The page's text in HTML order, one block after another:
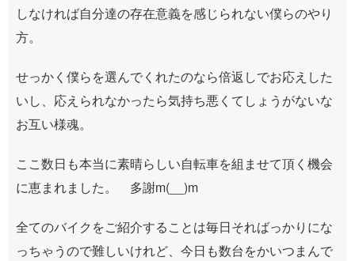
しなければ自分達の存在意義を感じられない僕らのやり
方。
せっかく僕らを選んでくれたのなら倍返しでお応えした
いし、応えられなかったら気持ち悪くてしょうがないな
お互い様魂。
ここ数日も本当に素晴らしい自転車を組ませて頂く機会
に恵まれました。 多謝m(__)m
全てのバイクをご紹介することは毎日そればっかりにな
っちゃうので難しいけれど、今日も数台をかいつまんで